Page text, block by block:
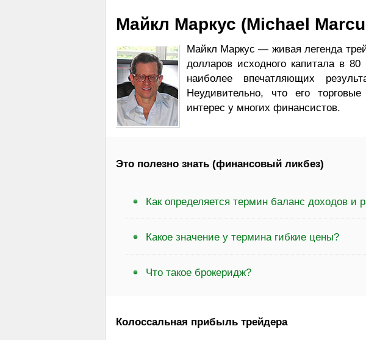
Майкл Маркус (Michael
Майкл Маркус — живая легенда
долларов исходного капитала в
наиболее впечатляющих
Неудивительно, что его
интерес у многих финансистов.
Это полезно знать (финансовый ликбез)
Как определяется термин баланс доходов и
Какое значение у термина гибкие цены?
Что такое брокеридж?
Колоссальная прибыль трейдера